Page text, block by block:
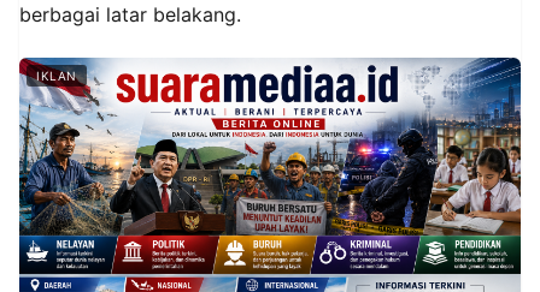
berbagai latar belakang.
IKLAN